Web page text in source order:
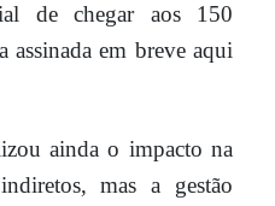
de chegar aos 150
assinada em breve aqui
ainda o impacto na
mas a gestão